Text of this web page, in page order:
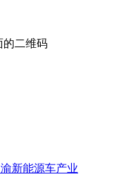
的二维码
新能源车产业